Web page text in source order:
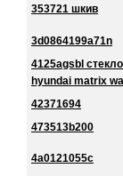
353721 шкив
3d0864199a71n
4125agsbl
hyundai matrix
42371694
473513b200
4a0121055c